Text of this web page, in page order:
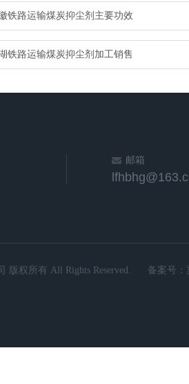
铁路运输煤炭抑尘剂主要功效
铁路运输煤炭抑尘剂加工销售
邮箱
版权所有 All Rights Reserved. 备案号：